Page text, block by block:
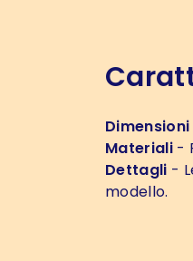
Dimensioni
Materiali-
Dettagli -
modello.